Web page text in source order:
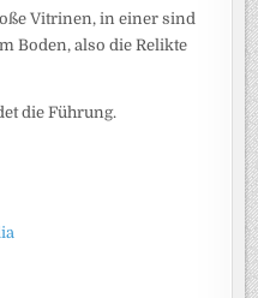
Vitrinen, in einer sind
Boden, also die Relikte
die Führung.